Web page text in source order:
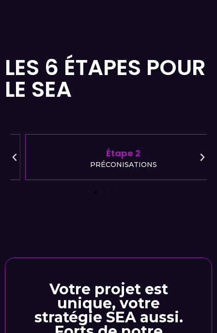
LES 6 ÉTAPES POUR
LE SEA
Étape 2
PRÉCONISATIONS
Votre projet est
unique, votre
stratégie SEA aussi.